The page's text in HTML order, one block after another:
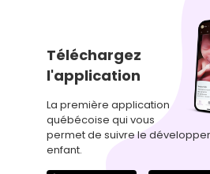
Téléchargez
l'application
La première application
québécoise qui vous
permet de suivre le
enfant.